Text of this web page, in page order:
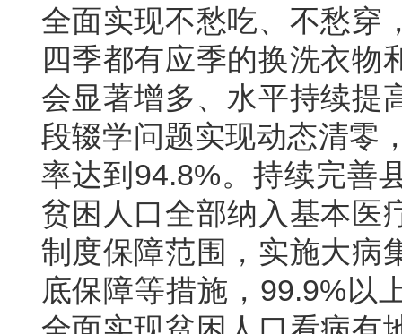
全面实现不愁吃、不愁穿
四季都有应季的换洗衣物
会显著增多、水平持续提
段辍学问题实现动态清零
率达到94.8%。持续完善
贫困人口全部纳入基本医
制度保障范围，实施大病
底保障等措施，99.9%以